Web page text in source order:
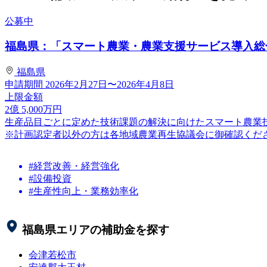
公募中
福島県：「スマート農業・農業支援サービス導入
福島県
申請期間 2026年2月27日〜2026年4月8日
上限金額
2億 5,000万円
生産品目ごとに定めた技術課題の解決に向けたスマート農
※計画認定者以外の方は各地域農業再生協議会に御確認くだ
#経営改善・経営強化
#設備投資
#生産性向上・業務効率化
福島県エリアの補助金を探す
会津若松市